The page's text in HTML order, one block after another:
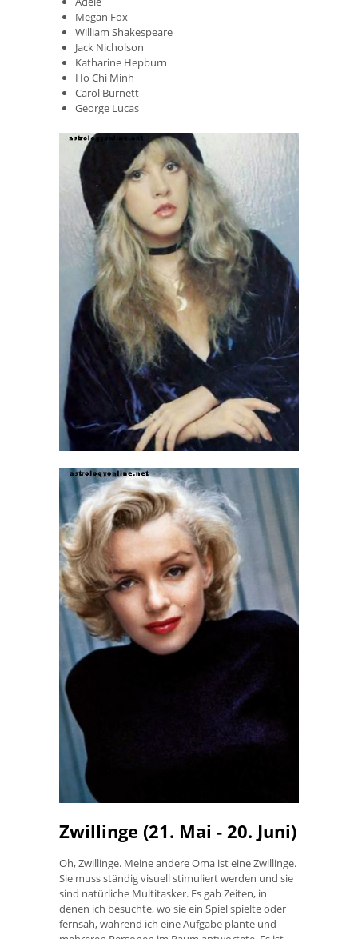
Megan Fox
William Shakespeare
Jack Nicholson
Katharine Hepburn
Ho Chi Minh
Carol Burnett
George Lucas
Zwillinge (21. Mai - 20. Juni)
Oh, Zwillinge. Meine andere Oma ist eine Zwillinge.
Sie muss ständig visuell stimuliert werden und sie
sind natürliche Multitasker. Es gab Zeiten, in
denen ich besuchte, wo sie ein Spiel spielte oder
fernsah, während ich eine Aufgabe plante und